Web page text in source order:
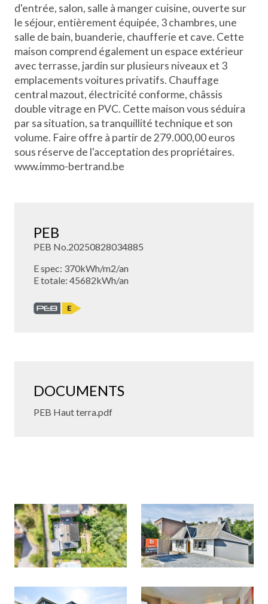
d'entrée, salon, salle à manger cuisine, ouverte sur
le séjour, entièrement équipée, 3 chambres, une
salle de bain, buanderie, chaufferie et cave. Cette
maison comprend également un espace extérieur
avec terrasse, jardin sur plusieurs niveaux et 3
emplacements voitures privatifs. Chauffage
central mazout, électricité conforme, châssis
double vitrage en PVC. Cette maison vous séduira
par sa situation, sa tranquillité technique et son
volume. Faire offre à partir de 279.000,00 euros
sous réserve de l'acceptation des propriétaires.
www.immo-bertrand.be
PEB
PEB No.20250828034885
E spec: 370kWh/m2/an
E totale: 45682kWh/an
DOCUMENTS
PEB Haut terra.pdf